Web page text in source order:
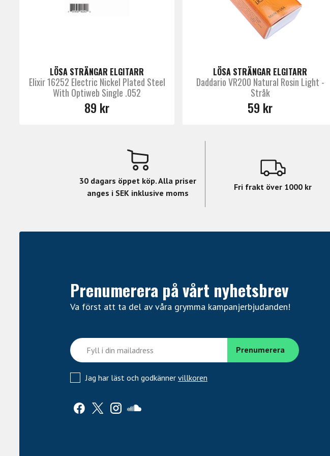
LÖSA STRÄNGAR ELGITARR
Elixir 16252 Electric Nickel Plated Steel
With Optiweb Single .052
89 kr
LÖSA STRÄNGAR ELGITARR
Daddario VR200 Natural Rosin Light -
Stråk
59 kr
30 dagars öppet köp. Alla priser
anges i SEK inklusive moms
Fri frakt över 1000 kr
Prenumerera på vårt nyhetsbrev
Va först att ta del av våra grymma kampanjerbjudanden!
Jag har läst och godkänner villkoren